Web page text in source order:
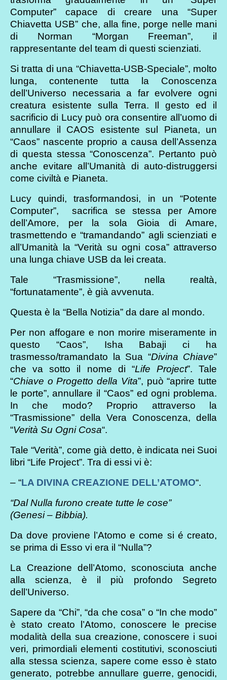
Computer” capace di creare una “Super
Chiavetta USB” che, alla fine, porge nelle mani
di Norman “Morgan Freeman”, il
rappresentante del team di questi scienziati.
Si tratta di una “Chiavetta-USB-Speciale”, molto
lunga, contenente tutta la Conoscenza
dell’Universo necessaria a far evolvere ogni
creatura esistente sulla Terra. Il gesto ed il
sacrificio di Lucy può ora consentire all’uomo di
annullare il CAOS esistente sul Pianeta, un
“Caos” nascente proprio a causa dell’Assenza
di questa stessa “Conoscenza”. Pertanto può
anche evitare all’Umanità di auto-distruggersi
come civiltà e Pianeta.
Lucy quindi, trasformandosi, in un “Potente
Computer”, sacrifica se stessa per Amore
dell’Amore, per la sola Gioia di Amare,
trasmettendo e “tramandando” agli scienziati e
all’Umanità la “Verità su ogni cosa” attraverso
una lunga chiave USB da lei creata.
Tale “Trasmissione”, nella realtà,
“fortunatamente”, è già avvenuta.
Questa è la “Bella Notizia” da dare al mondo.
Per non affogare e non morire miseramente in
questo “Caos”, Isha Babaji ci ha
trasmesso/tramandato la Sua “Divina Chiave”
che va sotto il nome di “Life Project”. Tale
“Chiave o Progetto della Vita”, può “aprire tutte
le porte”, annullare il “Caos” ed ogni problema.
In che modo? Proprio attraverso la
“Trasmissione” della Vera Conoscenza, della
“Verità Su Ogni Cosa“.
Tale “Verità”, come già detto, è indicata nei Suoi
libri “Life Project”. Tra di essi vi è:
– “LA DIVINA CREAZIONE DELL’ATOMO“.
“Dal Nulla furono create tutte le cose”
(Genesi – Bibbia).
Da dove proviene l’Atomo e come si é creato,
se prima di Esso vi era il “Nulla”?
La Creazione dell’Atomo, sconosciuta anche
alla scienza, è il più profondo Segreto
dell’Universo.
Sapere da “Chi”, “da che cosa” o “In che modo”
è stato creato l’Atomo, conoscere le precise
modalità della sua creazione, conoscere i suoi
veri, primordiali elementi costitutivi, sconosciuti
alla stessa scienza, sapere come esso è stato
generato, potrebbe annullare guerre, genocidi,